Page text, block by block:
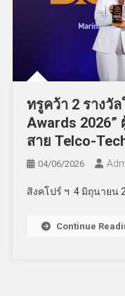
ทรูคว้า 2 รางวั
Awards 2026”
สาย Telco-
04/06/2026
สิงคโปร์ ฯ 4 มิถุนายน
Continue